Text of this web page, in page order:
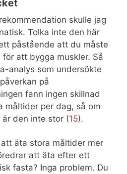
skulle jag
Tolka inte den här
påstående att du måste
att bygga muskler. Så
analys som undersökte
på
fann ingen skillnad
måltider per dag, så om
den inte stor (15).
äta stora måltider mer
att äta efter ett
fasta? Inga problem. Du